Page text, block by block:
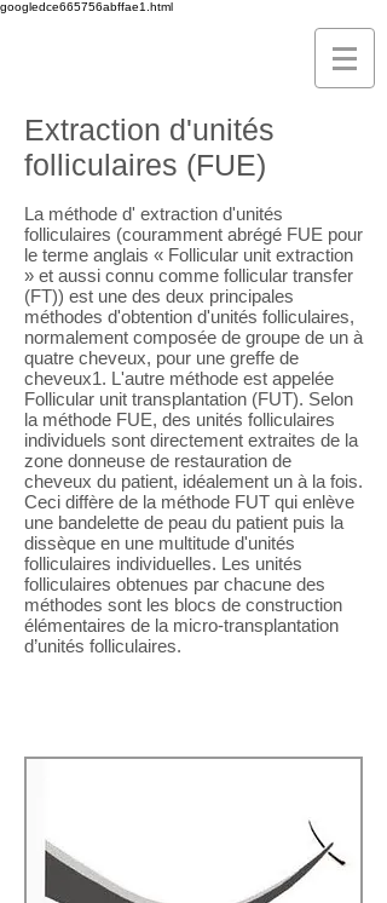
googledce665756abffae1.html
Extraction d'unités
folliculaires (FUE)
La méthode d' extraction d'unités
folliculaires (couramment abrégé FUE pour
le terme anglais « Follicular unit extraction
» et aussi connu comme follicular transfer
(FT)) est une des deux principales
méthodes d'obtention d'unités folliculaires,
normalement composée de groupe de un à
quatre cheveux, pour une greffe de
cheveux1. L'autre méthode est appelée
Follicular unit transplantation (FUT). Selon
la méthode FUE, des unités folliculaires
individuels sont directement extraites de la
zone donneuse de restauration de
cheveux du patient, idéalement un à la fois.
Ceci diffère de la méthode FUT qui enlève
une bandelette de peau du patient puis la
dissèque en une multitude d'unités
folliculaires individuelles. Les unités
folliculaires obtenues par chacune des
méthodes sont les blocs de construction
élémentaires de la micro-transplantation
d’unités folliculaires.